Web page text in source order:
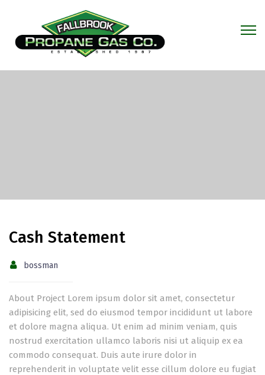
Cash Statement
bossman
About Project Lorem ipsum dolor sit amet, consectetur
adipisicing elit, sed do eiusmod tempor incididunt ut labore
et dolore magna aliqua. Ut enim ad minim veniam, quis
nostrud exercitation ullamco laboris nisi ut aliquip ex ea
commodo consequat. Duis aute irure dolor in
reprehenderit in voluptate velit esse cillum dolore eu fugiat